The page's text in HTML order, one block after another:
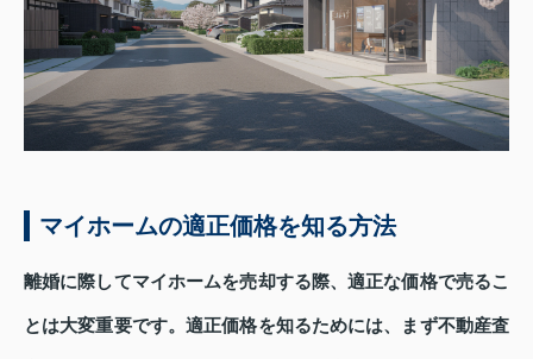
マイホームの適正価格を知る方法
離婚に際してマイホームを売却する際、適正な価格で売るこ
とは大変重要です。適正価格を知るためには、まず不動産査